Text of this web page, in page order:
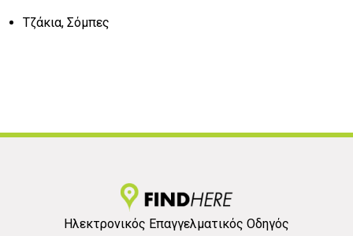
Τζάκια, Σόμπες
Ηλεκτρονικός Επαγγελματικός Οδηγός